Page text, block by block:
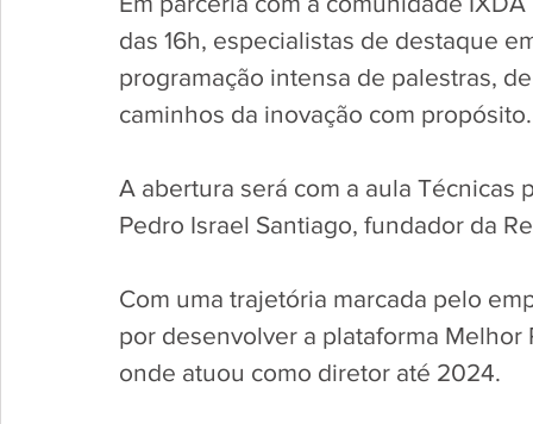
das 16h, especialistas de destaque
programação intensa de palestras,
caminhos da inovação com
A abertura será com a aula Técnicas
Pedro Israel Santiago, fundador da
Com uma trajetória marcada pelo
por desenvolver a plataforma
onde atuou como diretor até 2024.